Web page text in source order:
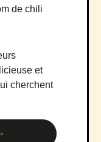
de chili
et
cherchent